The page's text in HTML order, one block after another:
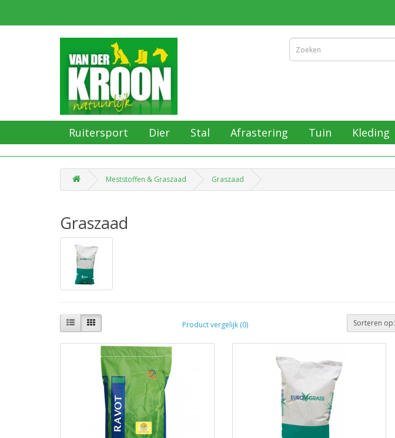
Ruitersport Dier Stal Afrastering Tuin Kleding
Meststoffen & Graszaad Graszaad
Graszaad
Product vergelijk (0) Sorteren op: